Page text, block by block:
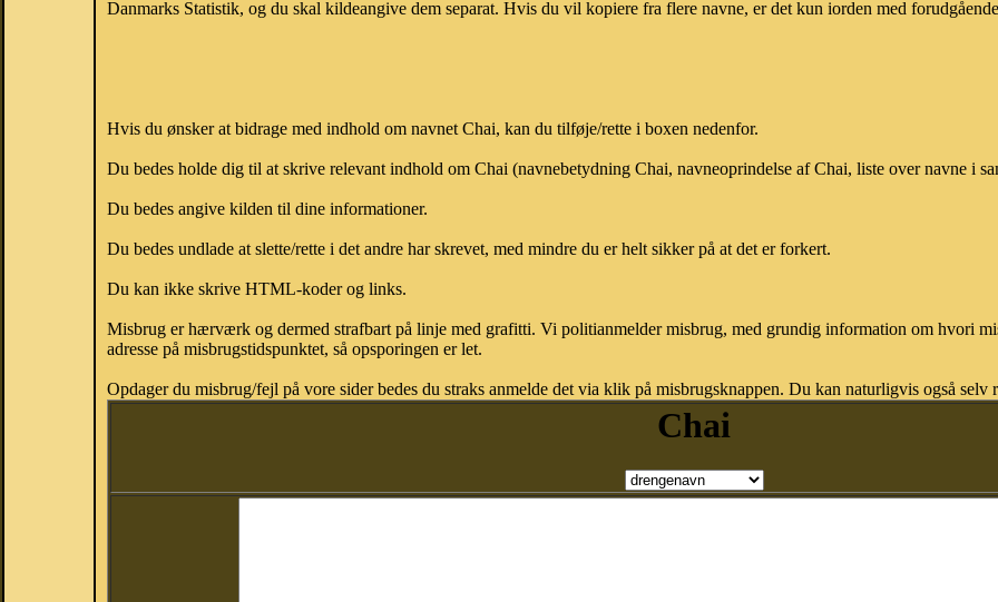
Danmarks Statistik, og du skal kildeangive dem separat. Hvis du vil kopiere fra flere navne, er det kun iorden med
Hvis du ønsker at bidrage med indhold om navnet Chai, kan du tilføje/rette i boxen nedenfor.
Du bedes holde dig til at skrive relevant indhold om Chai (navnebetydning Chai, navneoprindelse af Chai, liste over navne i
Du bedes angive kilden til dine informationer.
Du bedes undlade at slette/rette i det andre har skrevet, med mindre du er helt sikker på at det er forkert.
Du kan ikke skrive HTML-koder og links.
Misbrug er hærværk og dermed strafbart på linje med grafitti. Vi politianmelder misbrug, med grundig information om hvori
adresse på misbrugstidspunktet, så opsporingen er let.
Opdager du misbrug/fejl på vore sider bedes du straks anmelde det via klik på misbrugsknappen. Du kan naturligvis også selv
Chai